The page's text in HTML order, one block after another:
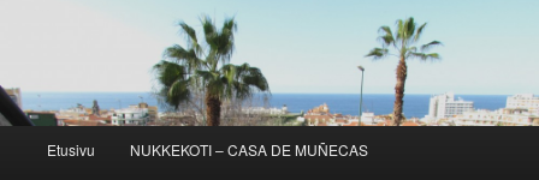
Etusivu NUKKEKOTI – CASA DE MUÑECAS